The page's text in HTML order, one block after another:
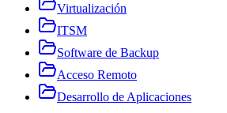
Virtualización
ITSM
Software de Backup
Acceso Remoto
Desarrollo de Aplicaciones